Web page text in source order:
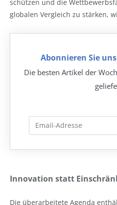
schützen und die
globalen Vergleich zu stärken,
Abonnieren Sie
Die besten Artikel der
Innovation statt
Die überarbeitete Agenda